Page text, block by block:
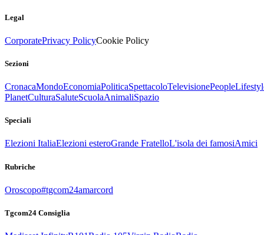
Legal
CorporatePrivacy PolicyCookie Policy
Sezioni
CronacaMondoEconomiaPoliticaSpettacoloTelevisionePeople
PlanetCulturaSaluteScuolaAnimaliSpazio
Speciali
Elezioni ItaliaElezioni esteroGrande FratelloL'isola dei famosiAmici
Rubriche
Oroscopo#tgcom24amarcord
Tgcom24 Consiglia